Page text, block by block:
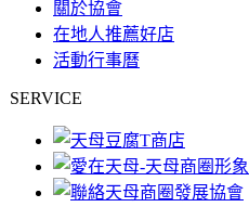
關於協會
在地人推薦好店
活動行事曆
SERVICE